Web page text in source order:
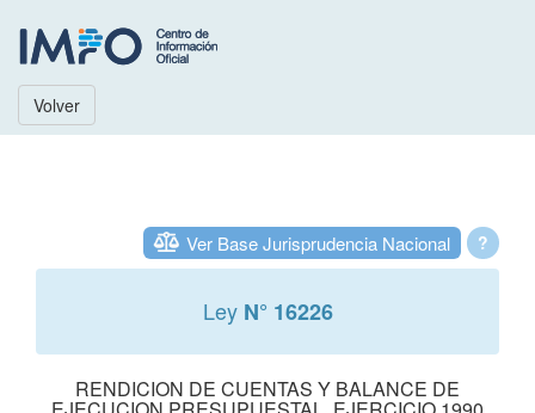
Volver
?
Ver Base Jurisprudencia Nacional
Ley N° 16226
RENDICION DE CUENTAS Y BALANCE DE